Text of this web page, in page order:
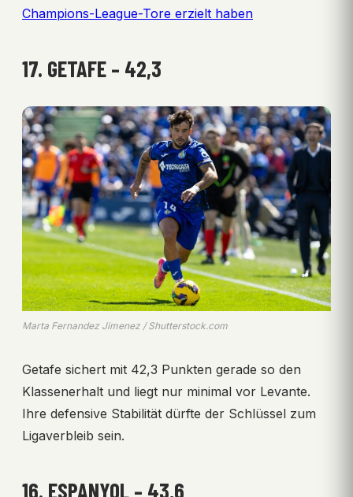
Champions-League-Tore erzielt haben
17. GETAFE – 42,3
Marta Fernandez Jimenez / Shutterstock.com
Getafe sichert mit 42,3 Punkten gerade so den
Klassenerhalt und liegt nur minimal vor Levante.
Ihre defensive Stabilität dürfte der Schlüssel zum
Ligaverbleib sein.
16. ESPANYOL – 43,6